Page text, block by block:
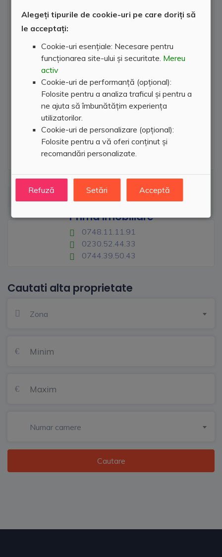
Alegeți tipurile de cookie-uri pe care doriți să
le acceptați:
Cookie-uri esențiale: Necesare pentru
funcționarea site-ului și securitate. Mereu
activ
Cookie-uri de performanță (opțional):
Folosite pentru a analiza traficul și pentru a
ne ajuta să îmbunătățim experiența
utilizatorilor.
Cookie-uri de personalizare (opțional):
Folosite pentru a vă oferi conținut și
recomandări personalizate.
Refuză Setări Acceptă
Prima Imobiliare
0748.11.11.91
0230.52.44.33
0744.39.50.43
Cautati alta proprietate
Zona
Numar camere
Cautare